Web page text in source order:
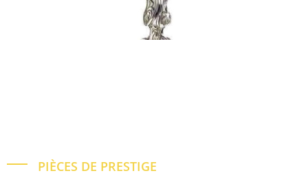
PIÈCES DE PRESTIGE